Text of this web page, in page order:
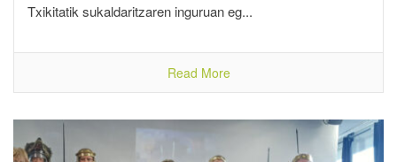
Txikitatik sukaldaritzaren inguruan eg...
Read More